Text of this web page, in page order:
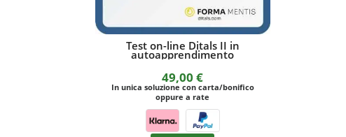
Test on-line Ditals II in
autoapprendimento
49,00€
In unica soluzione con carta/bonifico
oppure a rate